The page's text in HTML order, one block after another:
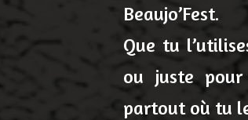
Beaujo’Fest.
Que tu
ou juste
partout où tu